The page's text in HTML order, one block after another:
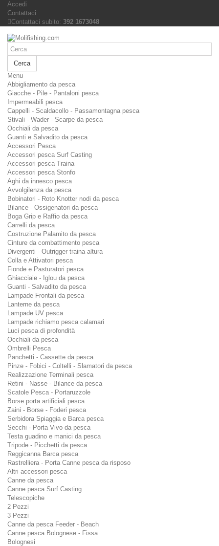
Accedi
Contattaci
Contattaci subito: 392 1673048
Cerca
Menu
Abbigliamento da pesca
Giacche - Pile - Pantaloni pesca
Impermeabili pesca
Cappelli - Scaldacollo - Passamontagna pesca
Stivali - Wader - Scarpe da pesca
Occhiali da pesca
Guanti e Salvadito da pesca
Accessori Pesca
Accessori pesca Surf Casting
Accessori pesca Traina
Accessori pesca Stonfo
Aghi da innesco pesca
Avvolgilenza da pesca
Bobinatori - Roto Knotter nodi da pesca
Bilance - Ossigenatori da pesca
Boga Grip e Raffio da pesca
Carrelli da pesca
Costruzione Palamito da pesca
Cinture da combattimento pesca
Divergenti - Outrigger traina altura
Colla e Attivatori pesca
Fionde e Pasturatori pesca
Ghiacciaie - Iglou da pesca
Guanti - Salvadito da pesca
Lampade Frontali da pesca
Lanterne da pesca
Lampade UV pesca
Lampade richiamo pesca calamari
Luci pesca di profondità
Occhiali da pesca
Ombrelli Pesca
Panchetti - Cassette da pesca
Pinze - Fobici - Coltelli - Slamatori da pesca
Realizzazione Terminali pesca
Retini - Nasse - Bilance da pesca
Scatole Pesca - Portaruzzole
Borse porta artificiali pesca
Zaini - Borse - Foderi pesca
Serbidora Spiaggia e Barca pesca
Secchi - Porta Vivo da pesca
Testa guadino e manici da pesca
Tripode - Picchetti da pesca
Reggicanna Barca pesca
Rastrelliera - Porta Canne pesca da risposo
Altri accessori pesca
Canne da pesca
Canne pesca Surf Casting
Telescopiche
2 Pezzi
3 Pezzi
Canne da pesca Feeder - Beach
Canne pesca Bolognese - Fissa
Bolognesi